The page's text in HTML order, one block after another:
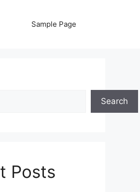
Sample Page
Search
Posts